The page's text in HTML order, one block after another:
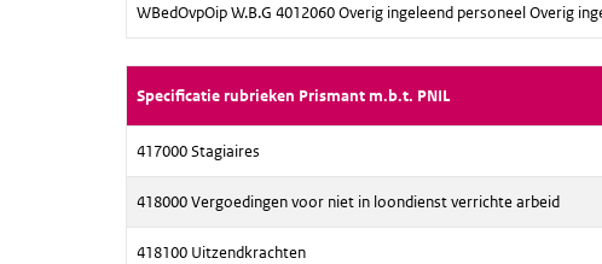
WBedOvpOip W.B.G 4012060 Overig ingeleend personeel Overig
Specificatie rubrieken Prismant m.b.t. PNIL
417000 Stagiaires
418000 Vergoedingen voor niet in loondienst verrichte arbeid
418100 Uitzendkrachten